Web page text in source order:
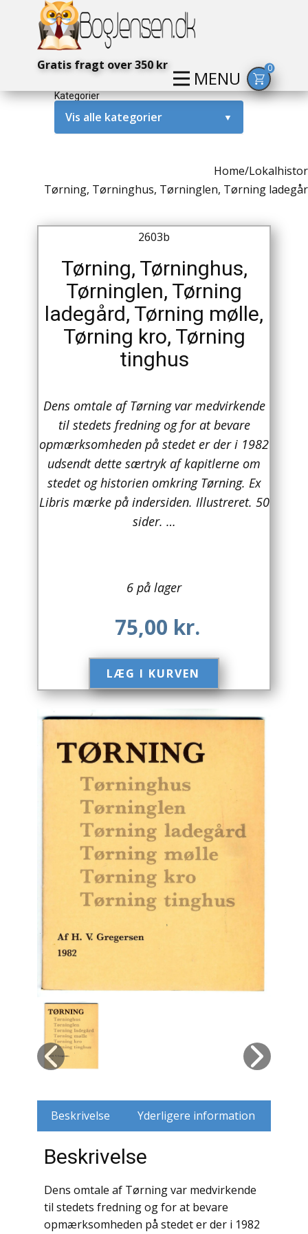
MENU
Gratis fragt over 350 kr 0
Kategorier
Vis alle kategorier ▼
Antikke / Specielle Bøger
Antikviteter
Arkæologi
Arkitektur
Biografier / Erindringer
Børn / Unge
Børnebøger
Europa
Filosofi
Håndarbejde
Håndværk
Historie
Hobby
Husdyr
Jernbaner
Kirkehistorie / Religion
Krop / Sind
Litteraturhistorie
Home/
Tørning, Tørninghus, Tørninglen, Tørning
2603b
Tørning, Tørninghus,
Tørninglen, Tørning
ladegård, Tørning mølle,
Tørning kro, Tørning
tinghus
Dens omtale af Tørning var medvirkende
til stedets fredning og for at bevare
opmærksomheden på stedet er der i 1982
udsendt dette særtryk af kapitlerne om
stedet og historien omkring Tørning. Ex
Libris mærke på indersiden. Illustreret. 50
sider. …
6 på lager
75,00 kr.
LÆG I KURVEN​
Beskrivelse Yderligere information
Beskrivelse
Dens omtale af Tørning var medvirkende
til stedets fredning og for at bevare
opmærksomheden på stedet er der i 1982